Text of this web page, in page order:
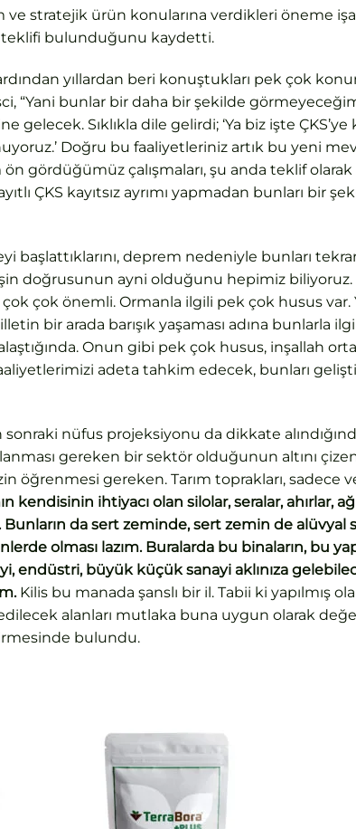
ve stratejik ürün konularına verdikleri öneme
bulunduğunu kaydetti.
yıllardan beri konuştukları pek çok
“Yani bunlar bir daha bir şekilde
gelecek. Sıklıkla dile gelirdi; ‘Ya biz işte ÇKS’ye
Doğru bu faaliyetleriniz artık bu yeni
ön gördüğümüz çalışmaları, şu anda teklif
ÇKS kayıtsız ayrımı yapmadan bunları bir
başlattıklarını, deprem nedeniyle bunları
doğrusunun ayni olduğunu hepimiz biliyoruz.
çok önemli. Ormanla ilgili pek çok husus var.
bir arada barışık yaşaması adına bunlarla
Onun gibi pek çok husus, inşallah
faaliyetlerimizi adeta tahkim edecek, bunları
sonraki nüfus projeksiyonu da dikkate
gereken bir sektör olduğunun altını
öğrenmesi gereken. Tarım toprakları, sadece
kendisinin ihtiyacı olan silolar, seralar, ahırlar,
Bunların da sert zeminde, sert zemin de alüvyal
olması lazım. Buralarda bu binaların, bu
endüstri, büyük küçük sanayi aklınıza
Kilis bu manada şanslı bir il. Tabii ki yapılmış
alanları mutlaka buna uygun olarak
bulundu.